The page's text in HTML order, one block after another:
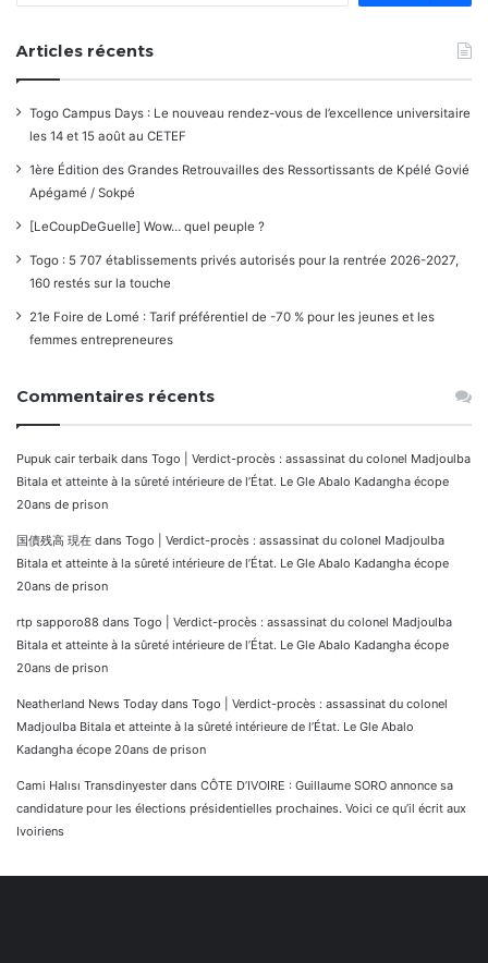
Articles récents
Togo Campus Days : Le nouveau rendez-vous de l’excellence universitaire
les 14 et 15 août au CETEF
1ère Édition des Grandes Retrouvailles des Ressortissants de Kpélé Govié
Apégamé / Sokpé
[LeCoupDeGuelle] Wow… quel peuple ?
Togo : 5 707 établissements privés autorisés pour la rentrée 2026-2027,
160 restés sur la touche
21e Foire de Lomé : Tarif préférentiel de -70 % pour les jeunes et les
femmes entrepreneures
Commentaires récents
Pupuk cair terbaik dans Togo | Verdict-procès : assassinat du colonel Madjoulba
Bitala et atteinte à la sûreté intérieure de l’État. Le Gle Abalo Kadangha écope
20ans de prison
国債残高 現在 dans Togo | Verdict-procès : assassinat du colonel Madjoulba
Bitala et atteinte à la sûreté intérieure de l’État. Le Gle Abalo Kadangha écope
20ans de prison
rtp sapporo88 dans Togo | Verdict-procès : assassinat du colonel Madjoulba
Bitala et atteinte à la sûreté intérieure de l’État. Le Gle Abalo Kadangha écope
20ans de prison
Neatherland News Today dans Togo | Verdict-procès : assassinat du colonel
Madjoulba Bitala et atteinte à la sûreté intérieure de l’État. Le Gle Abalo
Kadangha écope 20ans de prison
Cami Halısı Transdinyester dans CÔTE D’IVOIRE : Guillaume SORO annonce sa
candidature pour les élections présidentielles prochaines. Voici ce qu’il écrit aux
Ivoiriens